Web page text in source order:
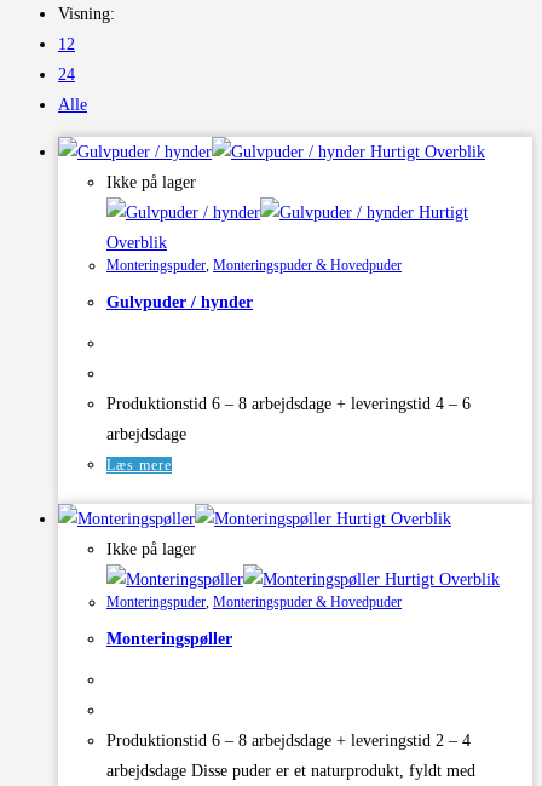
Visning:
12
24
Alle
Hurtigt Overblik
Ikke på lager
Hurtigt
Overblik
Monteringspuder, Monteringspuder & Hovedpuder
Gulvpuder / hynder
Produktionstid 6 – 8 arbejdsdage + leveringstid 4 – 6
arbejdsdage
Læs mere
Hurtigt Overblik
Ikke på lager
Hurtigt Overblik
Monteringspuder, Monteringspuder & Hovedpuder
Monteringspøller
Produktionstid 6 – 8 arbejdsdage + leveringstid 2 – 4
arbejdsdage Disse puder er et naturprodukt, fyldt med